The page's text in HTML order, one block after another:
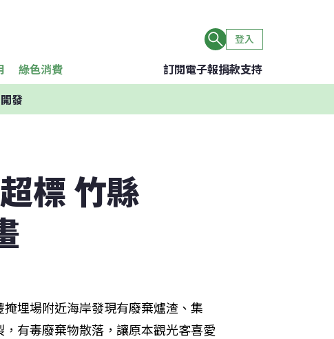
登入
綠色消費 訂閱電子報捐款支持
發
標 竹縣
掩埋場附近海岸發現有廢棄爐渣、集
有毒廢棄物散落，讓原本觀光客喜愛